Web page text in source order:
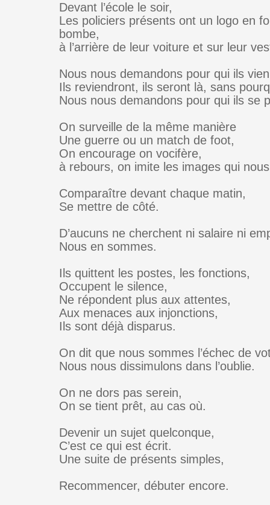
Devant l’école le soir,
Les policiers présents ont un logo en
bombe,
à l’arrière de leur voiture et sur leur
Nous nous demandons pour qui ils
Ils reviendront, ils seront là, sans
Nous nous demandons pour qui ils se
On surveille de la même manière
Une guerre ou un match de foot,
On encourage on vocifère,
à rebours, on imite les images qui
Comparaître devant chaque matin,
Se mettre de côté.
D’aucuns ne cherchent ni salaire ni
Nous en sommes.
Ils quittent les postes, les fonctions,
Occupent le silence,
Ne répondent plus aux attentes,
Aux menaces aux injonctions,
Ils sont déjà disparus.
On dit que nous sommes l’échec de
Nous nous dissimulons dans l’oublie.
On ne dors pas serein,
On se tient prêt, au cas où.
Devenir un sujet quelconque,
C’est ce qui est écrit.
Une suite de présents simples,
Recommencer, débuter encore.